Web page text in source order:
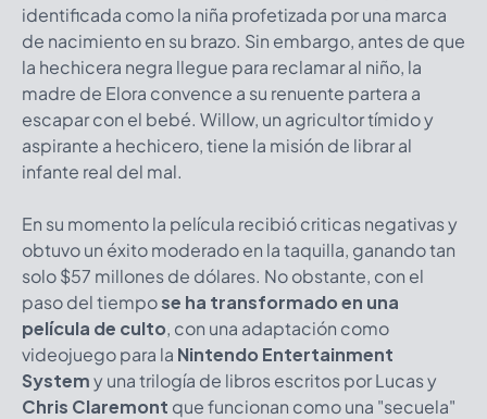
identificada como la niña profetizada por una marca
de nacimiento en su brazo. Sin embargo, antes de que
la hechicera negra llegue para reclamar al niño, la
madre de Elora convence a su renuente partera a
escapar con el bebé. Willow, un agricultor tímido y
aspirante a hechicero, tiene la misión de librar al
infante real del mal.
En su momento la película recibió criticas negativas y
obtuvo un éxito moderado en la taquilla, ganando tan
solo $57 millones de dólares. No obstante, con el
paso del tiempose ha transformado en una
película de culto, con una adaptación como
videojuego para la Nintendo Entertainment
Systemy una trilogía de libros escritos por Lucas y
Chris Claremont que funcionan como una "secuela"